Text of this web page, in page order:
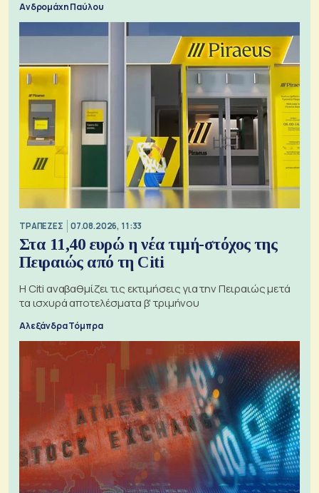
Ανδρομάχη Παύλου
ΤΡΑΠΕΖΕΣ 07.08.2026, 11:33
Στα 11,40 ευρώ η νέα τιμή-στόχος της
Πειραιώς από τη Citi
Η Citi αναβαθμίζει τις εκτιμήσεις για την Πειραιώς μετά
τα ισχυρά αποτελέσματα β' τριμήνου
Αλεξάνδρα Τόμπρα